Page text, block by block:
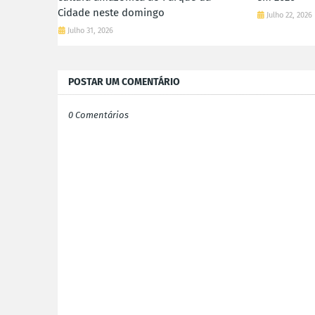
Cidade neste domingo
Julho 31, 2026
Julho 22, 2026
POSTAR UM COMENTÁRIO
0 Comentários